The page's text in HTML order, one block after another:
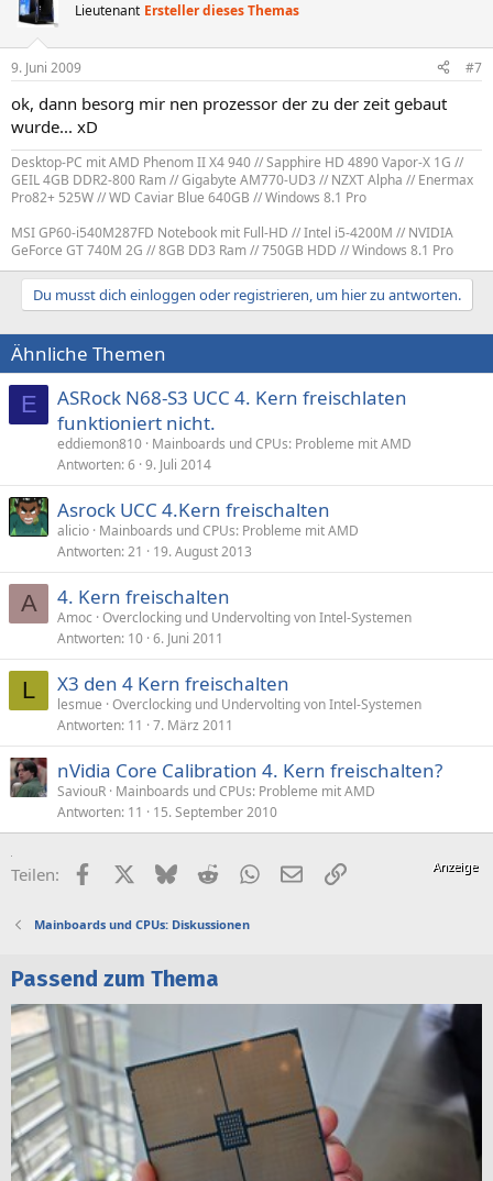
Lieutenant Ersteller dieses Themas
9. Juni 2009 #7
ok, dann besorg mir nen prozessor der zu der zeit gebaut
wurde... xD
Desktop-PC mit AMD Phenom II X4 940 // Sapphire HD 4890 Vapor-X 1G //
GEIL 4GB DDR2-800 Ram // Gigabyte AM770-UD3 // NZXT Alpha // Enermax
Pro82+ 525W // WD Caviar Blue 640GB // Windows 8.1 Pro
MSI GP60-i540M287FD Notebook mit Full-HD // Intel i5-4200M // NVIDIA
GeForce GT 740M 2G // 8GB DD3 Ram // 750GB HDD // Windows 8.1 Pro
Du musst dich einloggen oder registrieren, um hier zu antworten.
Ähnliche Themen
E
ASRock N68-S3 UCC 4. Kern freischlaten
funktioniert nicht.
eddiemon810 Mainboards und CPUs: Probleme mit AMD
Antworten 6 9. Juli 2014
Asrock UCC 4.Kern freischalten
alicio Mainboards und CPUs: Probleme mit AMD
Antworten 21 19. August 2013
A 4. Kern freischalten
Amoc Overclocking und Undervolting von Intel-Systemen
Antworten 10 6. Juni 2011
L X3 den 4 Kern freischalten
lesmue Overclocking und Undervolting von Intel-Systemen
Antworten 11 7. März 2011
nVidia Core Calibration 4. Kern freischalten?
SaviouR Mainboards und CPUs: Probleme mit AMD
Antworten 11 15. September 2010
Teilen: FacebookX (Twitter)
BlueskyRedditWhatsApp
E-MailLink
Mainboards und CPUs: Diskussionen
Passend zum Thema